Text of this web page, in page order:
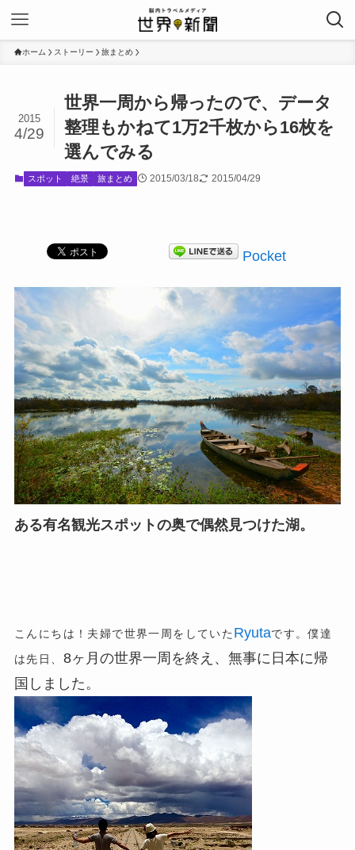
ホーム ストーリー 旅まとめ
世界一周から帰ったので、データ
整理もかねて1万2千枚から16枚を
選んでみる
2015
4/29
スポット 絶景 旅まとめ 2015/03/18 2015/04/29
Pocket
ある有名観光スポットの奥で偶然見つけた湖。
こんにちは！夫婦で世界一周をしていた Ryutaです。僕達
は先日、 8ヶ月の世界一周を終え、無事に日本に帰
国しました。